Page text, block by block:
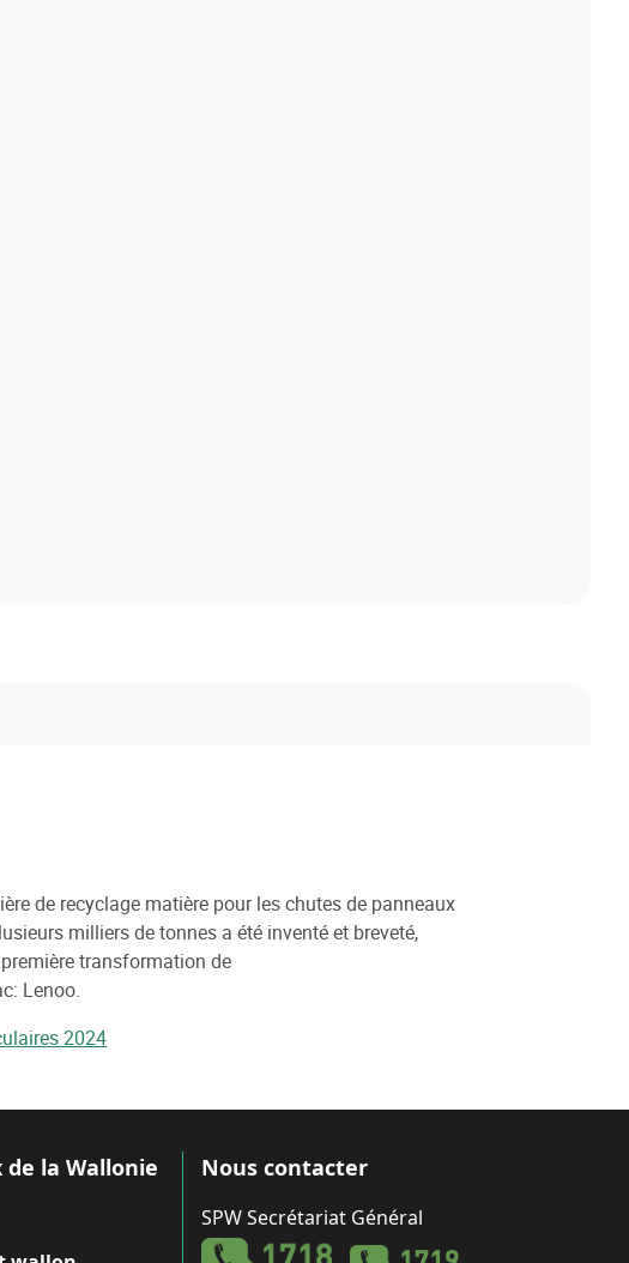
de recyclage matière pour les chutes de panneaux
milliers de tonnes a été inventé et breveté,
transformation de
Lenoo.
2024
la Wallonie Nous contacter
SPW Secrétariat Général